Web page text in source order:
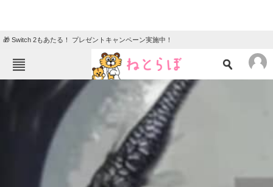
🎁 Switch 2もあたる！ プレゼントキャンペーン実施中！
ねとらぼメニュー
ニュース
クイズ
地域
教育・育児